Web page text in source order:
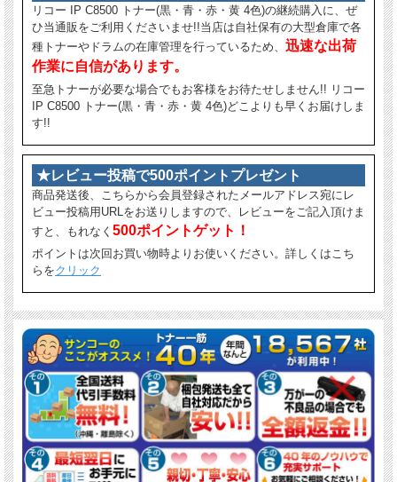
リコー IP C8500 トナー(黒・青・赤・黄 4色)の継続購入に、ぜ
ひ当通販をご利用くださいませ!!当店は自社保有の大型倉庫で各
種トナーやドラムの在庫管理を行っているため、 迅速な出荷
作業に自信があります。
至急トナーが必要な場合でもお客様をお待たせしません!! リコー
IP C8500 トナー(黒・青・赤・黄 4色)どこよりも早くお届けしま
す!!
★レビュー投稿で500ポイントプレゼント
商品発送後、こちらから会員登録されたメールアドレス宛にレ
ビュー投稿用URLをお送りしますので、レビューをご記入頂けま
すと、もれなく 500ポイントゲット！
ポイントは次回お買い物時よりお使いください。詳しくはこち
らをクリック